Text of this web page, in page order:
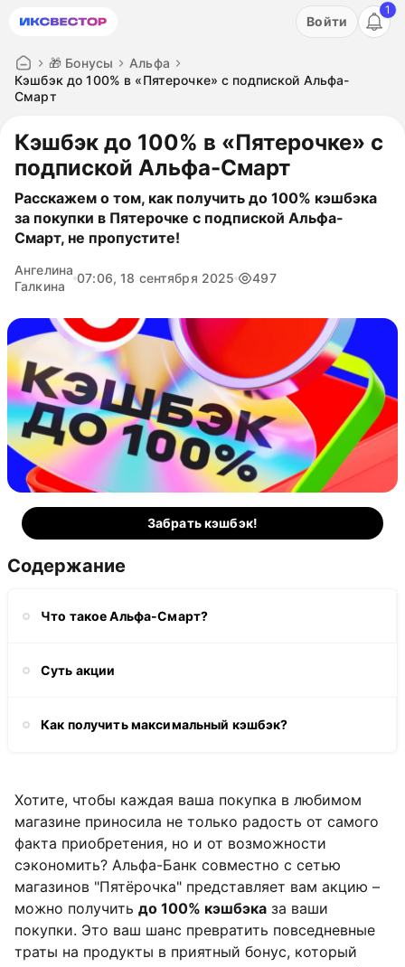
Акция: бесплатный пробный период на 3 дня!
Войти
1
🎁 Бонусы
Альфа
Кэшбэк до 100% в «Пятерочке» с подпиской Альфа-
Смарт
Кэшбэк до 100% в «Пятерочке» с
подпиской Альфа-Смарт
Расскажем о том, как получить до 100% кэшбэка
за покупки в Пятерочке с подпиской Альфа-
Смарт, не пропустите!
Ангелина
Галкина
07:06, 18 сентября 2025 497
Забрать кэшбэк!
Содержание
Что такое Альфа-Смарт?
Суть акции
Как получить максимальный кэшбэк?
Хотите, чтобы каждая ваша покупка в любимом
магазине приносила не только радость от самого
факта приобретения, но и от возможности
сэкономить? Альфа-Банк совместно с сетью
магазинов "Пятёрочка" представляет вам акцию –
можно получить до 100% кэшбэка за ваши
покупки. Это ваш шанс превратить повседневные
траты на продукты в приятный бонус, который